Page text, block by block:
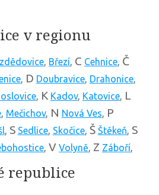
v regionu
, Březí, C Cehnice, Č
, D Doubravice, Drahonice,
, K Kadov, Katovice, L
, Mečichov, N Nová Ves, P
, S Sedlice, Skočice, Š Štěkeň, S
, V Volyně, Z Záboří,
republice